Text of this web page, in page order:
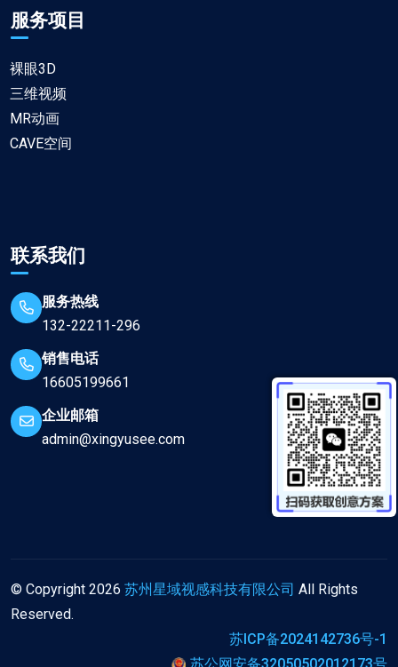
服务项目
裸眼3D
三维视频
MR动画
CAVE空间
联系我们
服务热线
132-22211-296
销售电话
16605199661
企业邮箱
admin@xingyusee.com
© Copyright 2026 苏州星域视感科技有限公司 All Rights
Reserved.
苏ICP备2024142736号-1